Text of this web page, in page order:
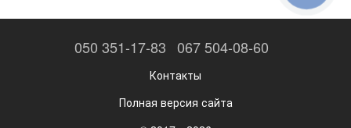
050 351-17-83 067 504-08-60
Контакты
Полная версия сайта